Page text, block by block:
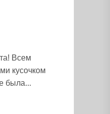
Всем
кусочком
была...